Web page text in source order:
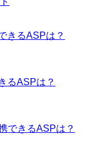
きるASPは？
るASPは？
できるASPは？